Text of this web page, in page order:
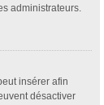
administrateurs.
insérer afin
désactiver